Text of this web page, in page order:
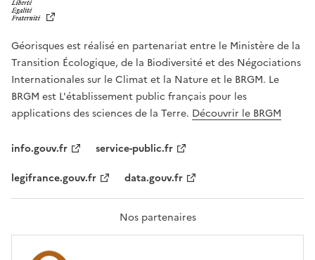
T
É
,
É
G
A
L
F
A
T
R
Géorisques est réalisé en partenariat entre le Ministère de la
Transition Écologique, de la Biodiversité et des Négociations
Internationales sur le Climat et la Nature et le BRGM. Le
BRGM est L'établissement public français pour les
applications des sciences de la Terre. Découvrir le BRGM
info.gouv.fr
service-public.fr
legifrance.gouv.fr
data.gouv.fr
Nos partenaires